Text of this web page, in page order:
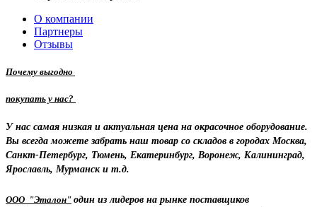
О компании
Партнеры
Отзывы
Почему выгодно
покупать у нас?
У нас самая низкая и актуальная цена на окрасочное оборудование.
Вы всегда можете забрать наш товар со складов в городах Москва,
Санкт-Петербург, Тюмень, Екатеринбург, Воронеж, Калининград,
Ярославль, Мурманск и т.д.
ООО "Эталон" один из лидеров на рынке поставщиков